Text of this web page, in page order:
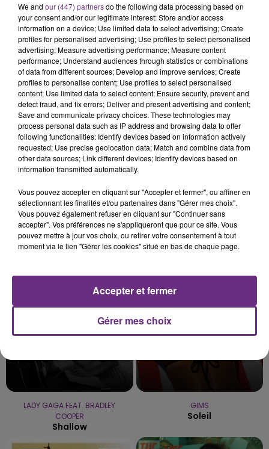
LA CENTRALE NUCLÉAIRE DE CHOOZ
TOUJOURS À L'ARRÊT
Cela fait déjà une semaine que la centrale
nucléaire ardennaise est à l'arrêt. Une situation
justifiée par la sécheresse intense qui est toujours
présente.
LE MAGASIN JOUÉCLUB DE REIMS FERME
SES PORTES
C'était l'une des institutions du centre-ville
rémois. Le magasin JouéClub est contraint de
fermer ses portes.
TITRES DIFFUSÉS
LADY GAGA FEAT. BRADLEY
COOPER
Shallow
GIMS
Soleil
We and our (447) partnersdo the following data processing based on
your consent and/or our legitimate interest: Store and/or access
information on a device; Use limited data to select advertising; Create
profiles for personalised advertising; Use profiles to select personalised
advertising; Measure advertising performance; Measure content
performance; Understand audiences through statistics or combinations
of data from different sources; Develop and improve services; Create
profiles to personalise content; Use profiles to select personalised
content; Use limited data to select content; Ensure security, prevent and
detect fraud, and fix errors; Deliver and present advertising and content;
Save and communicate privacy choices. These technologies may
process personal data such as IP address and browsing data to offer
following functionalities: Identify devices based on information actively
requested; Use precise geolocation data; Match and combine data from
other data sources; Link different devices; Identify devices based on
information transmitted automatically.
Vous pouvez accepter en cliquant sur "Accepter et fermer", ou affiner en
sélectionnant les finalités et/ou partenaires dans "Gérer mes choix".
Vous pouvez également refuser en cliquant sur "Continuer sans
accepter". Vos préférences ne s'appliqueront que pour ce site. Vous
pouvez mettre à jour vos choix, ou retirer votre consentement à tout
moment via le lien "Gérer les cookies" situé en bas de chaque page.
Gérer mes choix
Accepter et fermer